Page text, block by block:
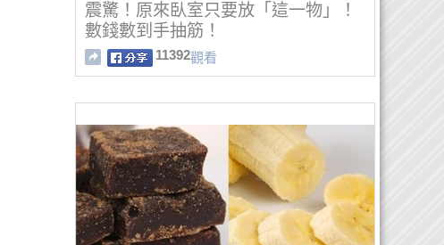
震驚！原來臥室只要放「這一物」！
數錢數到手抽筋！
11392觀看